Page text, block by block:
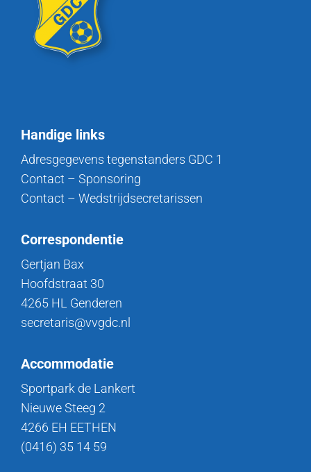
Handige links
Adresgegevens tegenstanders GDC 1
Contact – Sponsoring
Contact – Wedstrijdsecretarissen
Correspondentie
Gertjan Bax
Hoofdstraat 30
4265 HL Genderen
secretaris@vvgdc.nl
Accommodatie
Sportpark de Lankert
Nieuwe Steeg 2
4266 EH EETHEN
(0416) 35 14 59